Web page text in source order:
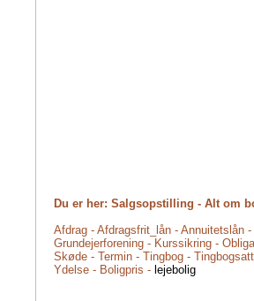
Du er her: Salgsopstilling - Alt om
Afdrag - Afdragsfrit_lån - Annuitetslån
Grundejerforening - Kurssikring -
Skøde - Termin - Tingbog -
Ydelse - Boligpris - lejebolig